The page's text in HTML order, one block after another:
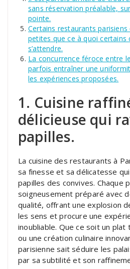
sans réservation préalable,
pointe.
Certains restaurants
petites que ce à quoi certains
s’attendre.
La concurrence féroce entre
parfois entraîner une
les expériences proposées.
1. Cuisine
délicieuse qui
papilles.
La cuisine des restaurants à
sa finesse et sa délicatesse
papilles des convives. Chaque
soigneusement préparé avec
qualité, offrant une explosion
les sens et procure une
inoubliable. Que ce soit un
ou une création culinaire
parisienne sait séduire les
par sa subtilité et son